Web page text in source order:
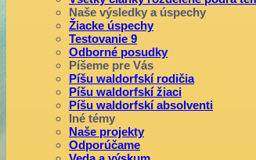
Naše výsledky a úspechy
Žiacke úspechy
Testovanie 9
Odborné posudky
Píšeme pre Vás
Píšu waldorfskí rodičia
Píšu waldorfskí žiaci
Píšu waldorfskí absolventi
Iné témy
Naše projekty
Odporúčame